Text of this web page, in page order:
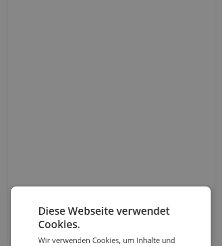
Diese Webseite verwendet
Cookies.
Wir verwenden Cookies, um Inhalte und